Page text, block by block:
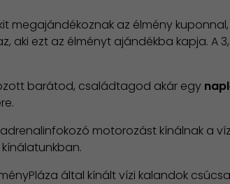
megajándékoznak az élmény
aki ezt az élményt ajándékba kapja. A
barátod, családtagod akár egy
motorozást kínálnak a
által kínált vízi kalandok